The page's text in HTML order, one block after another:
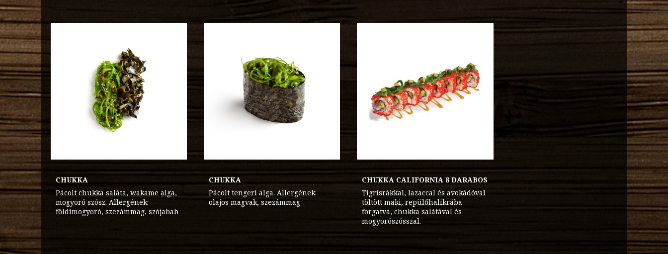
CHUKKA
Pácolt chukka saláta, wakame alga,
mogyoró szósz. Allergének:
földimogyoró, szezámmag, szójabab
CHUKKA
Pácolt tengeri alga. Allergének:
olajos magvak, szezámmag
CHUKKA CALIFORNIA 8 DARABOS
Tigrisrákkal, lazaccal és avokádóval
töltött maki, repülőhalikrába
forgatva, chukka salátával és
mogyorószósszal.